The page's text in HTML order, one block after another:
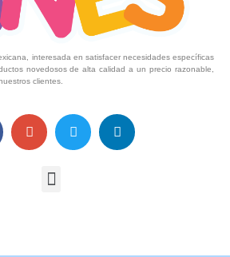
interesada en satisfacer necesidades específicas
novedosos de alta calidad a un precio razonable,
clientes.